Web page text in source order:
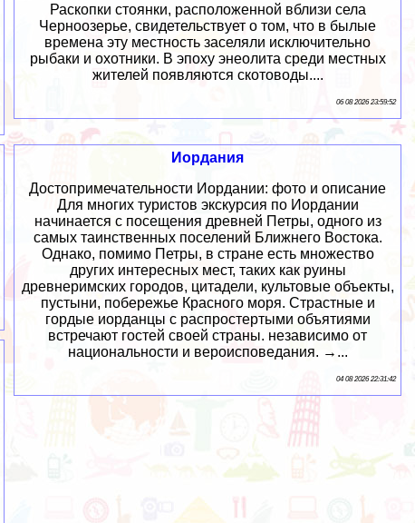
Раскопки стоянки, расположенной вблизи села
Черноозерье, свидетельствует о том, что в былые
времена эту местность заселяли исключительно
рыбаки и охотники. В эпоху энеолита среди местных
жителей появляются скотоводы....
06 08 2026 23:59:52
Иордания
Достопримечательности Иордании: фото и описание
Для многих туристов экскурсия по Иордании
начинается с посещения древней Петры, одного из
самых таинственных поселений Ближнего Востока.
Однако, помимо Петры, в стране есть множество
других интересных мест, таких как руины
древнеримских городов, цитадели, культовые объекты,
пустыни, побережье Красного моря. Страстные и
гордые иорданцы с распростертыми объятиями
встречают гостей своей страны. независимо от
национальности и вероисповедания. →...
04 08 2026 22:31:42